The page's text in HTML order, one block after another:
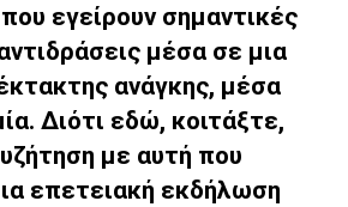
εγείρουν σημαντικές
μέσα σε μια
ανάγκης, μέσα
Διότι εδώ, κοιτάξτε,
με αυτή που
επετειακή εκδήλωση